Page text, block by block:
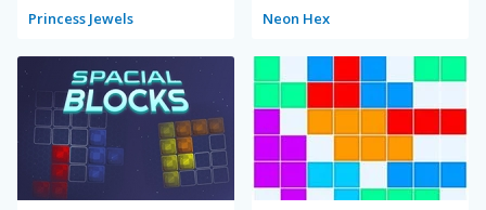
Princess Jewels Neon Hex